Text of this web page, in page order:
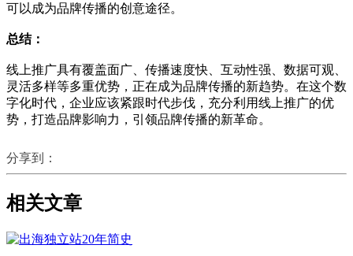
可以成为品牌传播的创意途径。
总结：
线上推广具有覆盖面广、传播速度快、互动性强、数据可观、
灵活多样等多重优势，正在成为品牌传播的新趋势。在这个数
字化时代，企业应该紧跟时代步伐，充分利用线上推广的优
势，打造品牌影响力，引领品牌传播的新革命。
分享到：
相关文章